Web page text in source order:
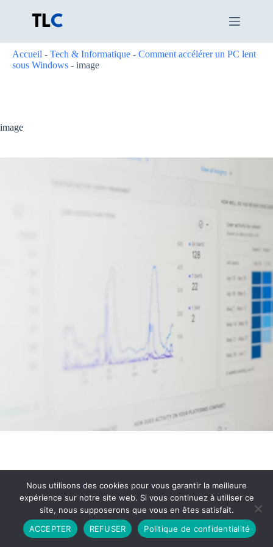
Accueil - Tech & Informatique - Comment accélérer un PC lent
sous Windows - image
image
Partenariat Contact
Politique de Confidentialité
CGU
Copyright © 2026 - Propulsé par DIEUDUDIABLE
Nous utilisons des cookies pour vous garantir la meilleure
expérience sur notre site web. Si vous continuez à utiliser ce
site, nous supposerons que vous en êtes satisfait.
ACCEPTER
REFUSER Politique de confidentialité